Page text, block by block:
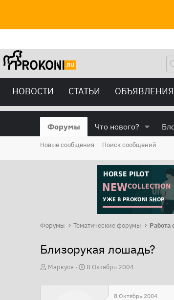
НОВОСТИ СТАТЬИ ОБЪЯВЛЕНИЯ
Форумы Что нового?
Новые сообщения Поиск сообщений
Форумы Тематические форумы
Близорукая лошадь?
А
Маркуся
Д
8 Октябрь 2004
8 Октябрь 2004